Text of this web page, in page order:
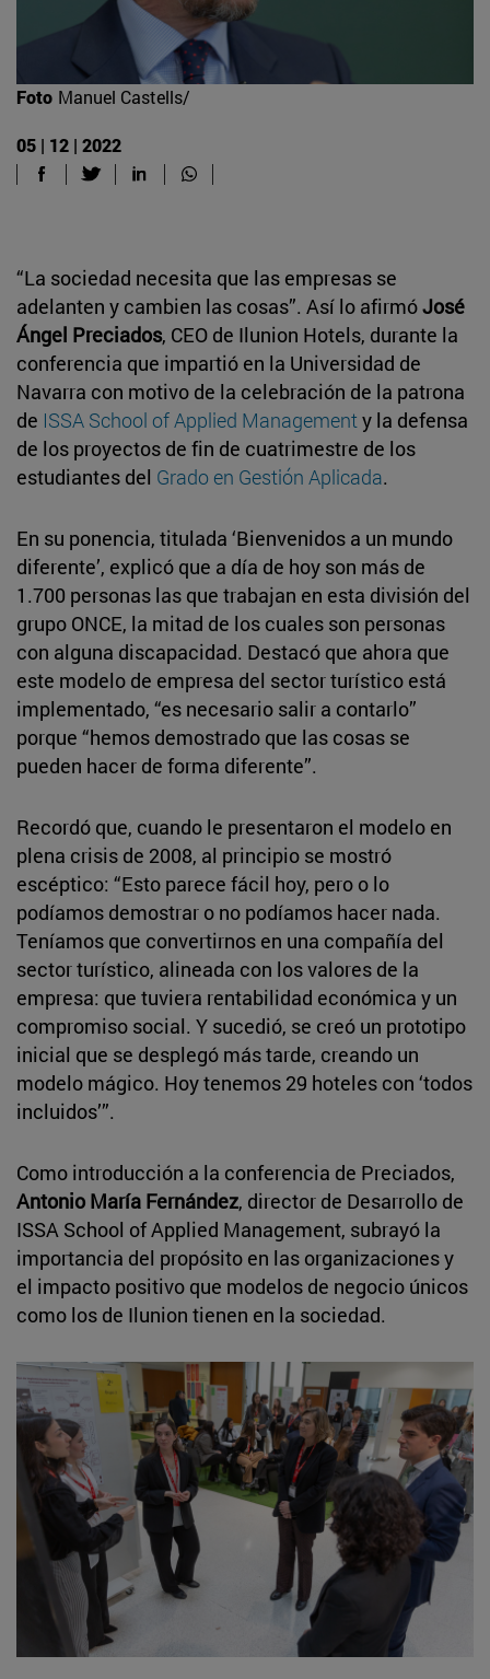
Foto Manuel Castells/
05 | 12 | 2022
“La sociedad necesita que las empresas se
adelanten y cambien las cosas”. Así lo afirmóJosé
Ángel Preciados, CEO de Ilunion Hotels, durante la
conferencia que impartió en la Universidad de
Navarra con motivo de la celebración de la patrona
de ISSA School of Applied Managementy la defensa
de los proyectos de fin de cuatrimestre de los
estudiantes del Grado en Gestión Aplicada.
En su ponencia, titulada ‘Bienvenidos a un mundo
diferente’, explicó que a día de hoy son más de
1.700 personas las que trabajan en esta división del
grupo ONCE, la mitad de los cuales son personas
con alguna discapacidad. Destacó que ahora que
este modelo de empresa del sector turístico está
implementado, “es necesario salir a contarlo”
porque “hemos demostrado que las cosas se
pueden hacer de forma diferente”.
Recordó que, cuando le presentaron el modelo en
plena crisis de 2008, al principio se mostró
escéptico: “Esto parece fácil hoy, pero o lo
podíamos demostrar o no podíamos hacer nada.
Teníamos que convertirnos en una compañía del
sector turístico, alineada con los valores de la
empresa: que tuviera rentabilidad económica y un
compromiso social. Y sucedió, se creó un prototipo
inicial que se desplegó más tarde, creando un
modelo mágico. Hoy tenemos 29 hoteles con ‘todos
incluidos’”.
Como introducción a la conferencia de Preciados,
Antonio María Fernández, director de Desarrollo de
ISSA School of Applied Management, subrayó la
importancia del propósito en las organizaciones y
el impacto positivo que modelos de negocio únicos
como los de Ilunion tienen en la sociedad.